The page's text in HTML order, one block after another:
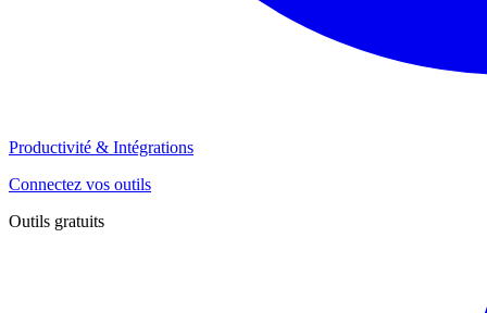
Productivité & Intégrations
Connectez vos outils
Outils gratuits